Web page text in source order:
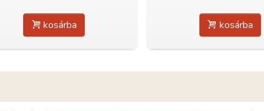
kosárba kosárba